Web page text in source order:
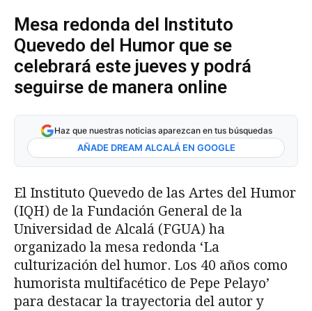
Mesa redonda del Instituto
Quevedo del Humor que se
celebrará este jueves y podrá
seguirse de manera online
Haz que nuestras noticias aparezcan en tus búsquedas
AÑADE DREAM ALCALÁ EN GOOGLE
El Instituto Quevedo de las Artes del Humor
(IQH) de la Fundación General de la
Universidad de Alcalá (FGUA) ha
organizado la mesa redonda ‘La
culturización del humor. Los 40 años como
humorista multifacético de Pepe Pelayo’
para destacar la trayectoria del autor y